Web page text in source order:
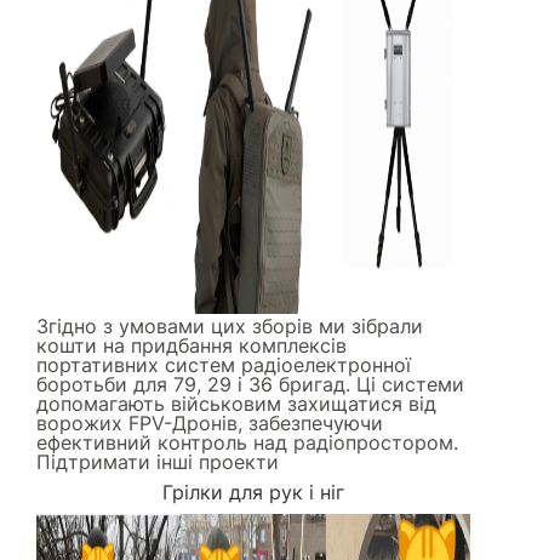
Згідно з умовами цих зборів ми зібрали
кошти на придбання комплексів
портативних систем радіоелектронної
боротьби для 79, 29 і 36 бригад. Ці системи
допомагають військовим захищатися від
ворожих FPV-Дронів, забезпечуючи
ефективний контроль над радіопростором.
Підтримати інші проекти
Грілки для рук і ніг